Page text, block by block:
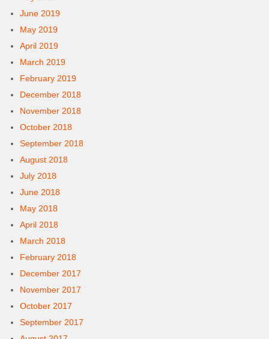
June 2019
May 2019
April 2019
March 2019
February 2019
December 2018
November 2018
October 2018
September 2018
August 2018
July 2018
June 2018
May 2018
April 2018
March 2018
February 2018
December 2017
November 2017
October 2017
September 2017